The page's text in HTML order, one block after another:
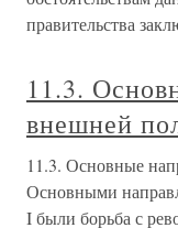
правительства
11.3.
внешней
11.3. Основные
Основными
I были борьба с